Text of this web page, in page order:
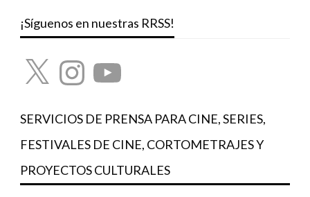
¡Síguenos en nuestras RRSS!
X InstagramYouTube
SERVICIOS DE PRENSA PARA CINE, SERIES,
FESTIVALES DE CINE, CORTOMETRAJES Y
PROYECTOS CULTURALES